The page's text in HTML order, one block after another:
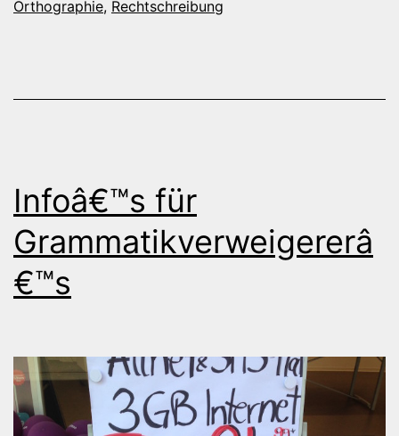
Orthographie, Rechtschreibung
Infoâ€™s für
Grammatikverweigererâ
€™s